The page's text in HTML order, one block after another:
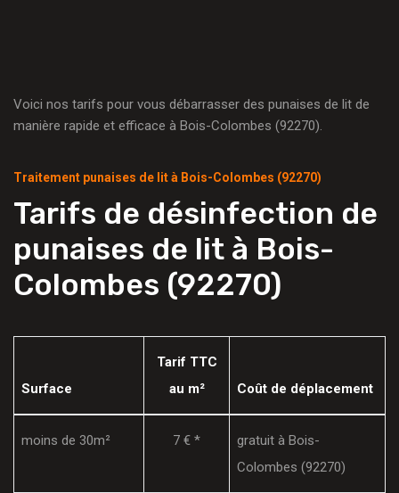
Voici nos tarifs pour vous débarrasser des punaises de lit de
manière rapide et efficace à Bois-Colombes (92270).
Traitement punaises de lit à Bois-Colombes (92270)
Tarifs de désinfection de
punaises de lit à Bois-
Colombes (92270)
Surface
Tarif TTC
au m²
Coût de déplacement
moins de 30m² 7 € *
gratuit à Bois-
Colombes (92270)